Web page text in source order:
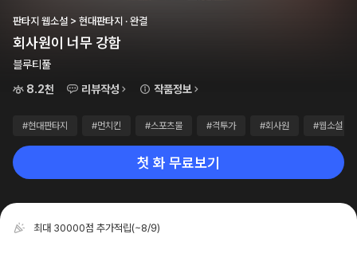
판타지 웹소설 > 현대판타지 · 완결
회사원이 너무 강함
블루티풀
8.2천
리뷰작성 작품정보
#현대판타지 #먼치킨 #스포츠물 #격투가 #회사원 #웹소설
첫 화 무료보기
최대 30000점 추가적립(~8/9)